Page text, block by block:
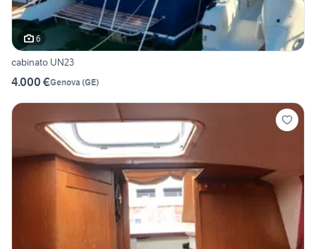
6
cabinato UN23
4.000 €Genova (GE)